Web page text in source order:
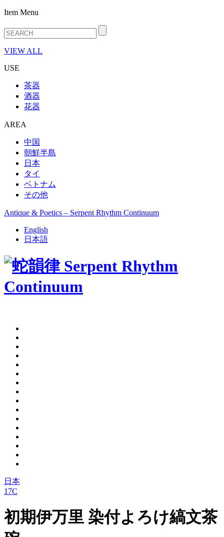
Item Menu
VIEW ALL
USE
茶器
酒器
花器
AREA
中国
朝鮮半島
日本
タイ
ベトナム
その他
Antique & Poetics – Serpent Rhythm Continuum
English
日本語
日本
17C
初期伊万里 染付よろけ縞文茶